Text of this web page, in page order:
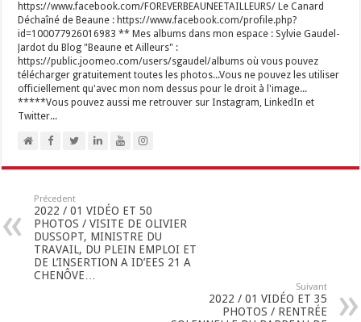
https://www.facebook.com/FOREVERBEAUNEETAILLEURS/ Le Canard
Déchaîné de Beaune : https://www.facebook.com/profile.php?
id=100077926016983 ** Mes albums dans mon espace : Sylvie Gaudel-
Jardot du Blog "Beaune et Ailleurs" :
https://public.joomeo.com/users/sgaudel/albums où vous pouvez
télécharger gratuitement toutes les photos...Vous ne pouvez les utiliser
officiellement qu'avec mon nom dessus pour le droit à l'image...
*****Vous pouvez aussi me retrouver sur Instagram, LinkedIn et
Twitter...
Précedent
2022 / 01 VIDÉO ET 50
PHOTOS / VISITE DE OLIVIER
DUSSOPT, MINISTRE DU
TRAVAIL, DU PLEIN EMPLOI ET
DE L’INSERTION A ID’EES 21 A
CHENÔVE…
Suivant
2022 / 01 VIDÉO ET 35
PHOTOS / RENTRÉE